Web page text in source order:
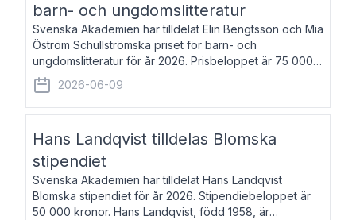
barn- och ungdomslitteratur
Svenska Akademien har tilldelat Elin Bengtsson och Mia
Öström Schullströmska priset för barn- och
ungdomslitteratur för år 2026. Prisbeloppet är 75 000
kronor vardera. Elin Bengtsson, född 1987, är författare
och forskare i genusvetenskap.
2026-06-09
Hans Landqvist tilldelas Blomska
stipendiet
Svenska Akademien har tilldelat Hans Landqvist
Blomska stipendiet för år 2026. Stipendiebeloppet är
50 000 kronor. Hans Landqvist, född 1958, är